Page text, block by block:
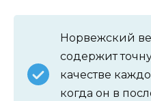
Норвежский
содержит
качестве
когда он в